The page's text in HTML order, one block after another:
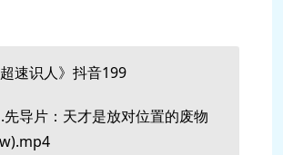
速识人》抖音199
导片：天才是放对位置的废物